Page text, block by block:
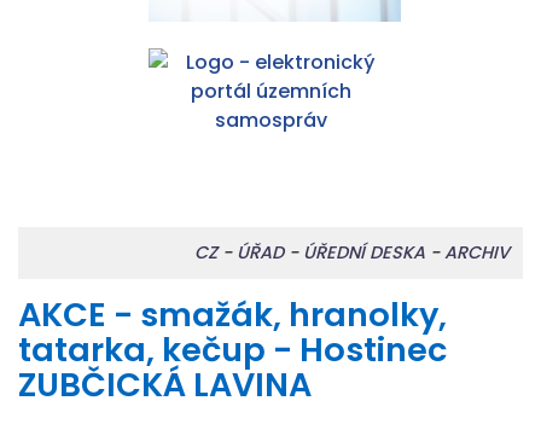
CZ- ÚŘAD- ÚŘEDNÍ DESKA-ARCHIV
AKCE - smažák, hranolky,
tatarka, kečup - Hostinec
ZUBČICKÁ LAVINA